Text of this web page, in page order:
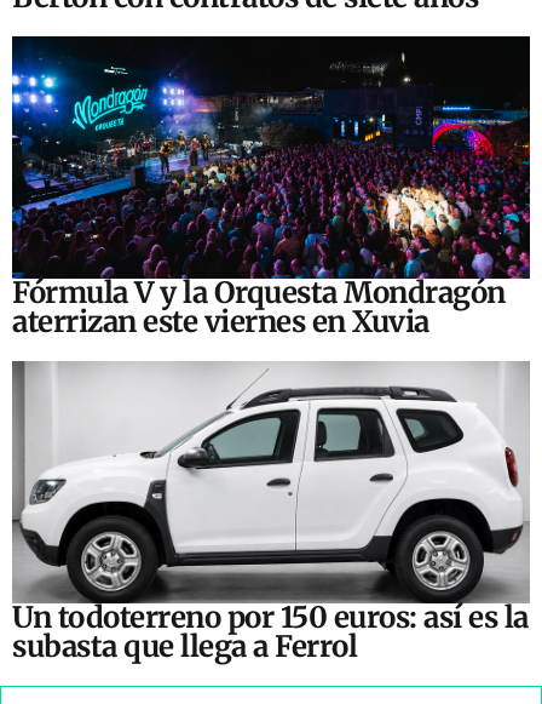
Fórmula V y la Orquesta Mondragón
aterrizan este viernes en Xuvia
Un todoterreno por 150 euros: así es la
subasta que llega a Ferrol